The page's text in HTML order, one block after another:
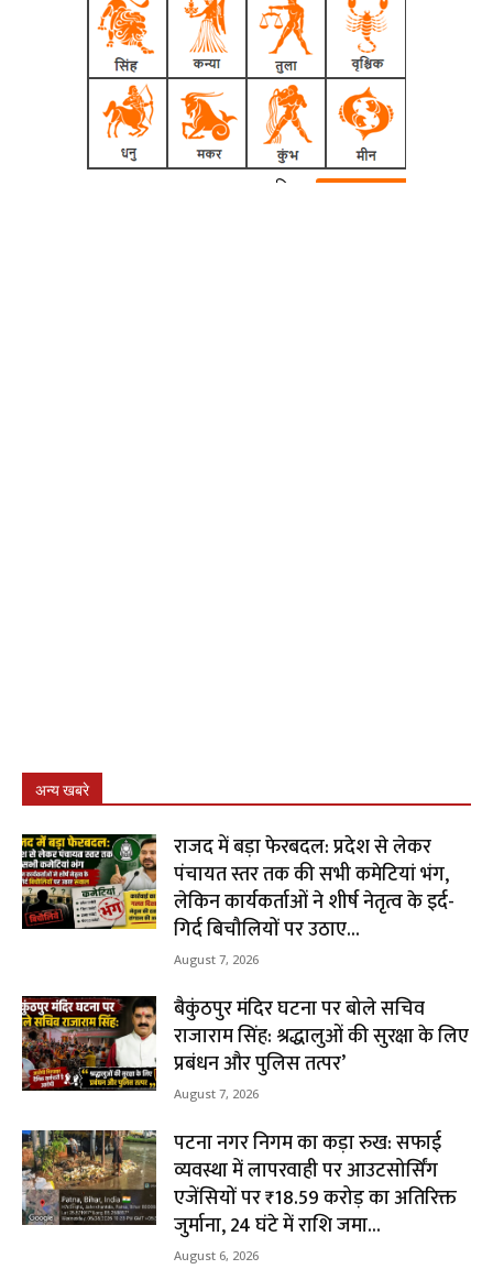
अन्य खबरे
राजद में बड़ा फेरबदल: प्रदेश से लेकर
पंचायत स्तर तक की सभी कमेटियां भंग,
लेकिन कार्यकर्ताओं ने शीर्ष नेतृत्व के इर्द-
गिर्द बिचौलियों पर उठाए...
August 7, 2026
बैकुंठपुर मंदिर घटना पर बोले सचिव
राजाराम सिंह: श्रद्धालुओं की सुरक्षा के लिए
प्रबंधन और पुलिस तत्पर’
August 7, 2026
पटना नगर निगम का कड़ा रुख: सफाई
व्यवस्था में लापरवाही पर आउटसोर्सिंग
एजेंसियों पर ₹18.59 करोड़ का अतिरिक्त
जुर्माना, 24 घंटे में राशि जमा...
August 6, 2026